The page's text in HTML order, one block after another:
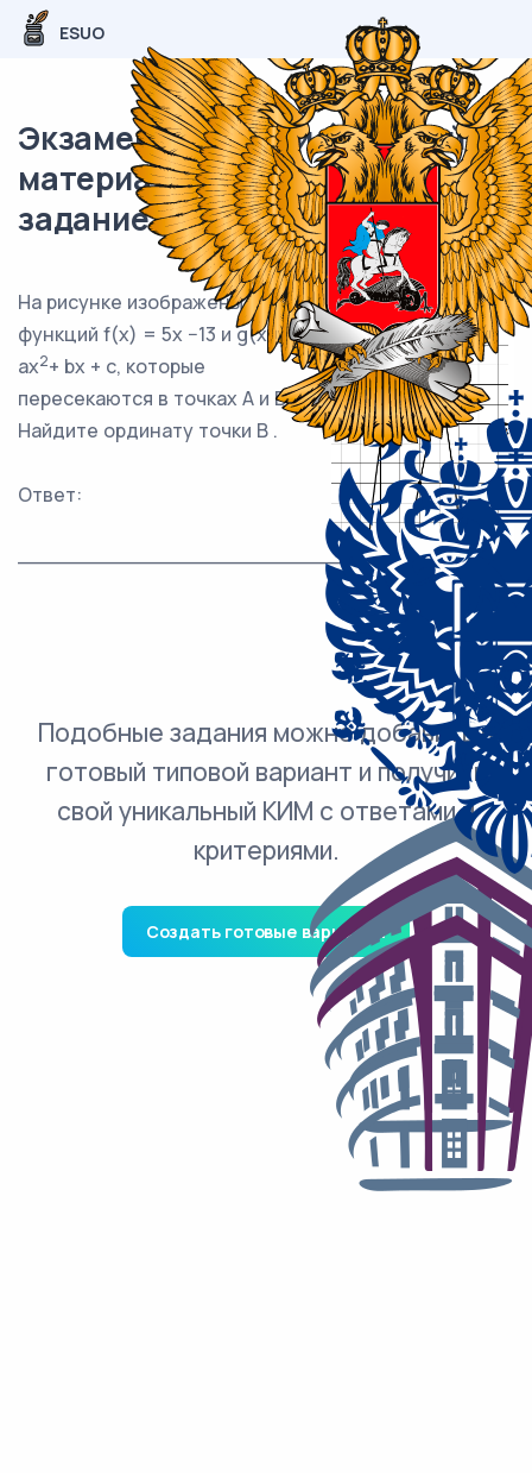
ESUO
Экзаменационный (типовой)
материал ЕГЭ / профиль / 10
задание / 49
На рисунке изображены графики
функций f(x) = 5x −13 и g(x) =
ax2+ bx + c, которые
пересекаются в точках A и B .
Найдите ординату точки B .
Ответ:
___________________________.
Подобные задания можно добавить в
готовый типовой вариант и получить
свой уникальный КИМ с ответами и
критериями.
Создать готовые варианты